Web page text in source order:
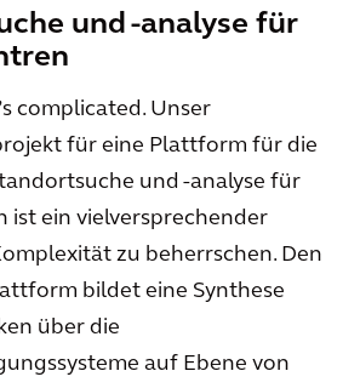
und -analyse für
complicated. Unser
für eine Plattform für die
und -analyse für
ist ein vielversprechender
zu beherrschen. Den
bildet eine Synthese
über die
auf Ebene von